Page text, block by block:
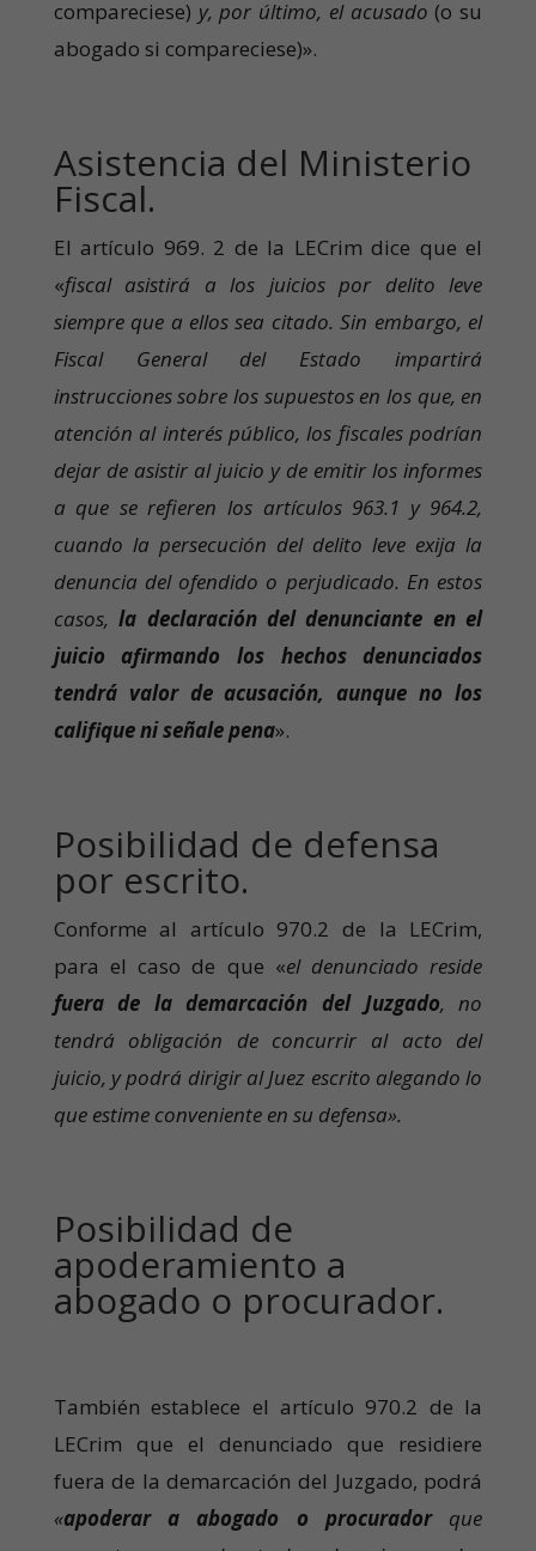
compareciese) y, por último, el acusado(o su
abogado si compareciese)».
Asistencia del Ministerio
Fiscal.
El artículo 969. 2 de la LECrim dice que el
«fiscal asistirá a los juicios por delito leve
siempre que a ellos sea citado. Sin embargo, el
Fiscal General del Estado impartirá
instrucciones sobre los supuestos en los que, en
atención al interés público, los fiscales podrían
dejar de asistir al juicio y de emitir los informes
a que se refieren los artículos 963.1 y 964.2,
cuando la persecución del delito leve exija la
denuncia del ofendido o perjudicado. En estos
casos,la declaración del denunciante en el
juicio afirmando los hechos denunciados
tendrá valor de acusación, aunque no los
califique ni señale pena».
Posibilidad de defensa
por escrito.
Conforme al artículo 970.2 de la LECrim,
para el caso de que «el denunciado reside
fuera de la demarcación del Juzgado, no
tendrá obligación de concurrir al acto del
juicio, y podrá dirigir al Juez escrito alegando lo
que estime conveniente en su defensa».
Posibilidad de
apoderamiento a
abogado o procurador.
También establece el artículo 970.2 de la
LECrim que el denunciado que residiere
fuera de la demarcación del Juzgado, podrá
«apoderar a abogado o procuradorque